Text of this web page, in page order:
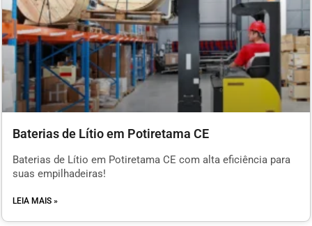
Baterias de Lítio em Potiretama CE
Baterias de Lítio em Potiretama CE com alta eficiência para
suas empilhadeiras!
LEIA MAIS »